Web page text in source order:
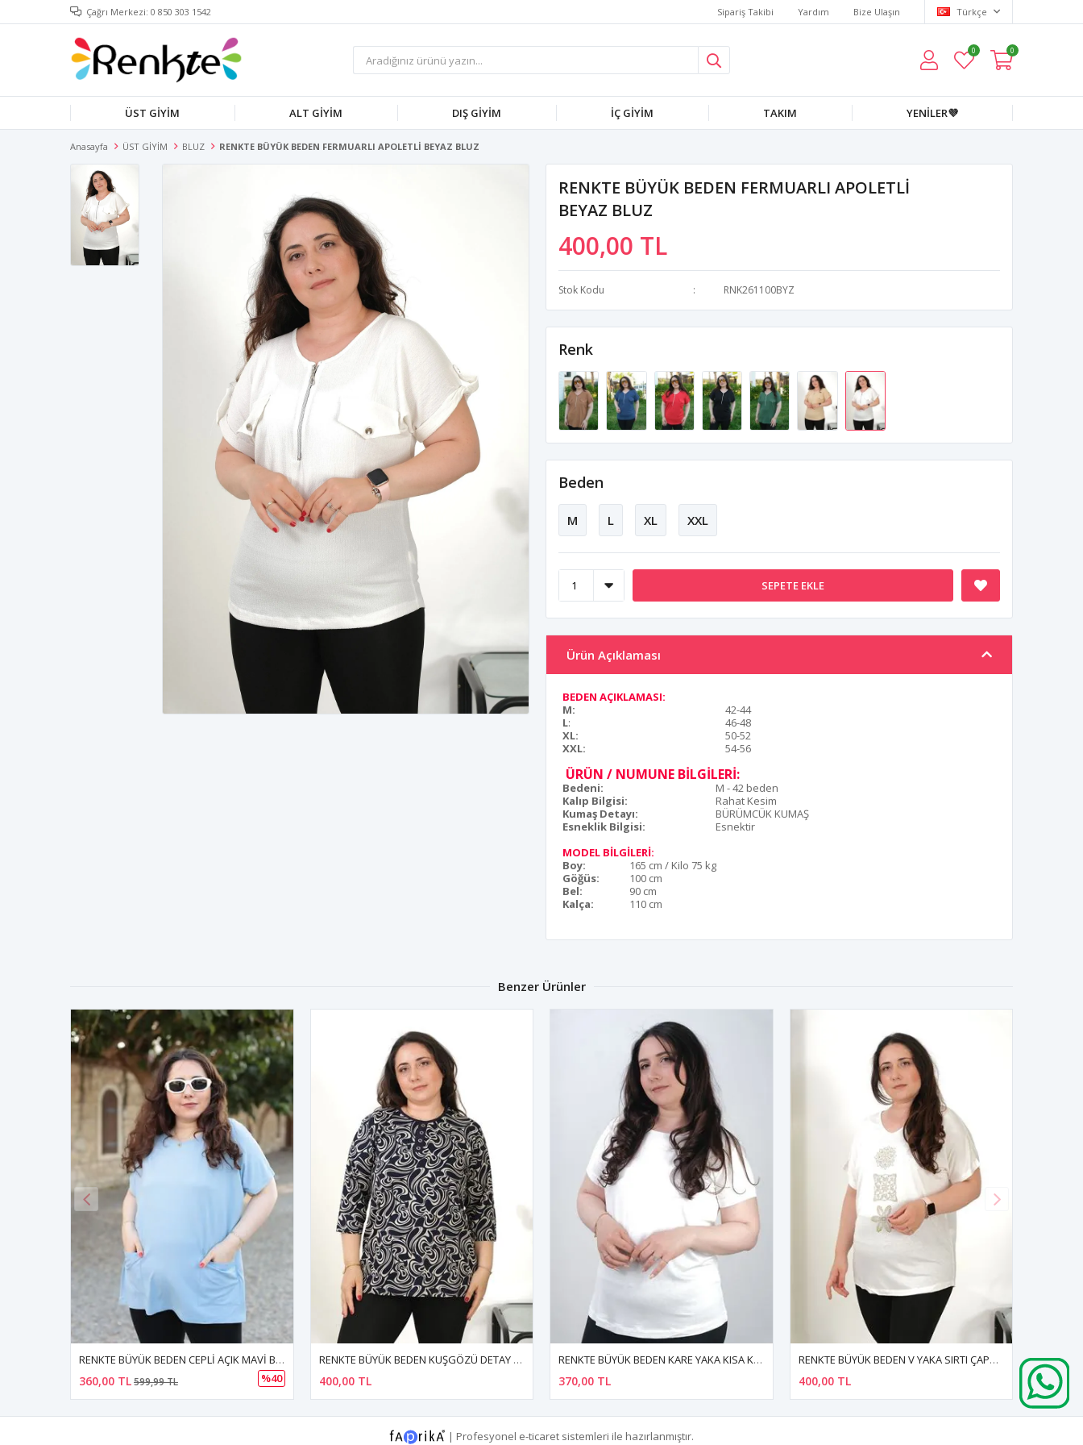
Çağrı Merkezi: 0 850 303 1542 Sipariş Takibi Yardım Bize Ulaşın Türkçe
0 0
ÜST GİYİM ALT GİYİM DIŞ GİYİM İÇ GİYİM TAKIM YENİLER💜
Anasayfa ÜST GİYİM BLUZ RENKTE BÜYÜK BEDEN FERMUARLI APOLETLİ BEYAZ BLUZ
RENKTE BÜYÜK BEDEN FERMUARLI APOLETLİ
BEYAZ BLUZ
400,00 TL
Stok Kodu RNK261100BYZ
Renk
Beden
M L XL XXL
SEPETE EKLE
Ürün Açıklaması
BEDEN AÇIKLAMASI:
M:
42-44
L:
46-48
XL:
50-52
XXL:
54-56
ÜRÜN / NUMUNE BİLGİLERİ:
Bedeni:
M - 42 beden
Kalıp Bilgisi:
Rahat Kesim
Kumaş Detayı:
BÜRÜMCÜK KUMAŞ
Esneklik Bilgisi:
Esnektir
MODEL BİLGİLERİ:
Boy:
165 cm / Kilo 75 kg
Göğüs:
100 cm
Bel:
90 cm
Kalça:
110 cm
Benzer Ürünler
RENKTE BÜYÜK BEDEN KUŞGÖZÜ DETAY DESENLİ KAPRİ KOL BLUZ
400,00 TL
RENKTE BÜYÜK BEDEN KARE YAKA KISA KOL BEYAZ BASİC TSHİRT
370,00 TL
RENKTE BÜYÜK BEDEN V YAKA SIRTI ÇAPRAZ TAŞLI BEYAZ BLUZ
400,00 TL
RENKTE BÜYÜK BEDEN OMZU ZİNCİR DETAY BEYAZ BLUZ
400,00 TL 300,00
| Profesyonel e-ticaret sistemleri ile hazırlanmıştır.